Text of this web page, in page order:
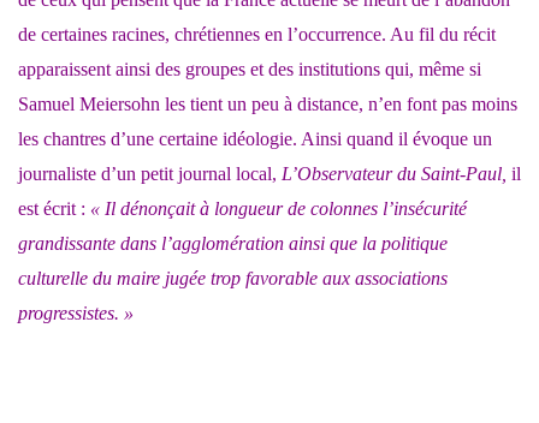
de certaines racines, chrétiennes en l’occurrence. Au fil du récit
apparaissent ainsi des groupes et des institutions qui, même si
Samuel Meiersohn les tient un peu à distance, n’en font pas moins
les chantres d’une certaine idéologie. Ainsi quand il évoque un
journaliste d’un petit journal local, L’Observateur du Saint-Paul, il
est écrit : « Il dénonçait à longueur de colonnes l’insécurité
grandissante dans l’agglomération ainsi que la politique
culturelle du maire jugée trop favorable aux associations
progressistes. »